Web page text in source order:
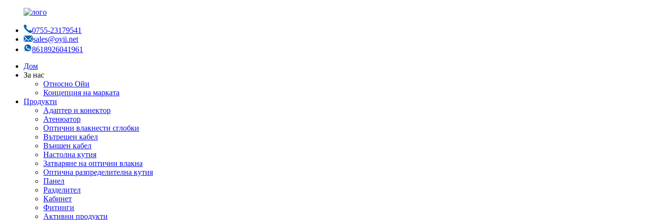
0755-23179541
sales@oyii.net
8618926041961
Дом
За нас
Относно Ойи
Концепция на марката
Продукти
Адаптер и конектор
Атенюатор
Оптични влакнести сглобки
Вътрешен кабел
Външен кабел
Настолна кутия
Затваряне на оптични влакна
Оптична разпределителна кутия
Панел
Разделител
Кабинет
Фитинги
Активни продукти